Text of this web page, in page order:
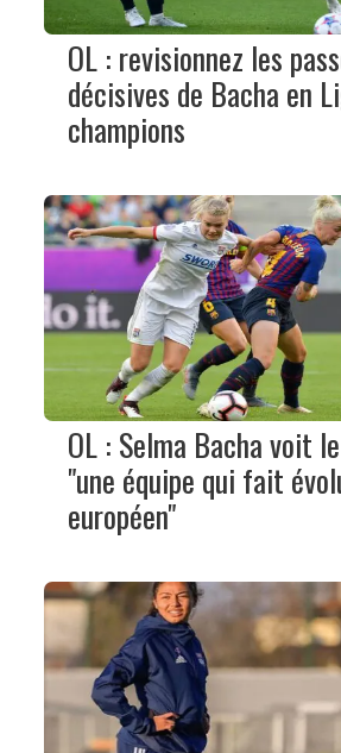
OL : revisionnez les
décisives de Bacha en
champions
OL : Selma Bacha voit
"une équipe qui fait
européen"